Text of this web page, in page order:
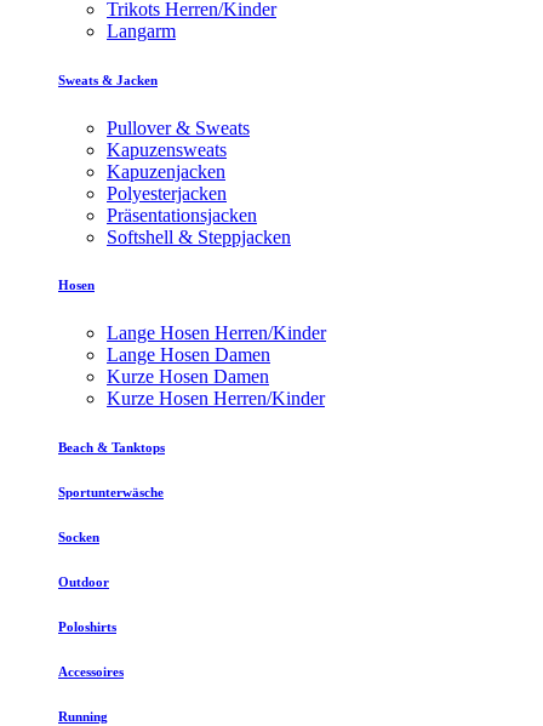
Trikots Herren/Kinder
Langarm
Sweats & Jacken
Pullover & Sweats
Kapuzensweats
Kapuzenjacken
Polyesterjacken
Präsentationsjacken
Softshell & Steppjacken
Hosen
Lange Hosen Herren/Kinder
Lange Hosen Damen
Kurze Hosen Damen
Kurze Hosen Herren/Kinder
Beach & Tanktops
Sportunterwäsche
Socken
Outdoor
Poloshirts
Accessoires
Running